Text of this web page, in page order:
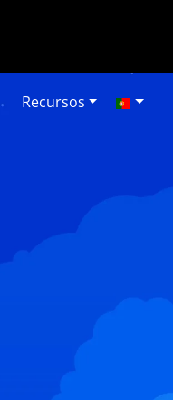
Recursos